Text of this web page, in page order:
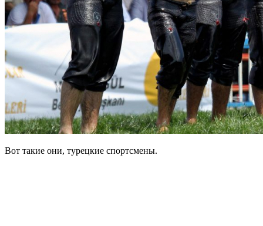
Вот такие они, турецкие спортсмены.